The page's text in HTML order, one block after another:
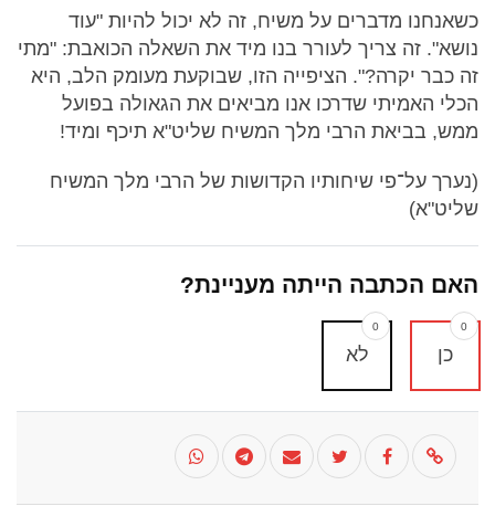
כשאנחנו מדברים על משיח, זה לא יכול להיות "עוד
נושא". זה צריך לעורר בנו מיד את השאלה הכואבת: "מתי
זה כבר יקרה?". הציפייה הזו, שבוקעת מעומק הלב, היא
הכלי האמיתי שדרכו אנו מביאים את הגאולה בפועל
ממש, בביאת הרבי מלך המשיח שליט"א תיכף ומיד!
(נערך על־פי שיחותיו הקדושות של הרבי מלך המשיח
שליט"א)
האם הכתבה הייתה מעניינת?
כן
0
לא
0